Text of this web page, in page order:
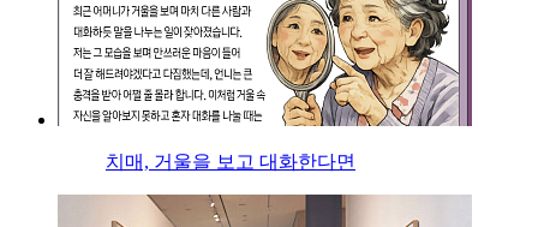
치매, 거울을 보고 대화한다면